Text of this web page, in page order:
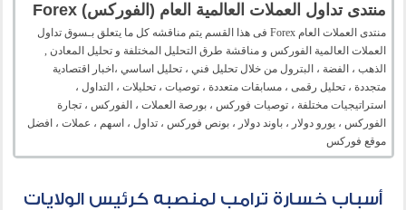
منتدى تداول العملات العالمية العام (الفوركس) Forex
منتدى العملات العام Forex فى هذا القسم يتم مناقشه كل ما يتعلق بـسوق تداول
العملات العالمية الفوركس و مناقشة طرق التحليل المختلفة و تحليل المعادن ,
الذهب ، الفضة ، البترول من خلال تحليل فني ، تحليل اساسي ،اخبار اقتصادية
متجددة ، تحليل رقمى ، مسابقات متعددة ، توصيات ، تحليلات ، التداول ،
استراتيجيات مختلفة ، توصيات فوركس ، بورصة العملات ، الفوركس ، تجارة
الفوركس ، يورو دولار ، باوند دولار ، بونص فوركس ، تداول ، اسهم ، عملات ، افضل
موقع فوركس
أسباب خسارة ترامب لمنصبه كرئيس الولايات